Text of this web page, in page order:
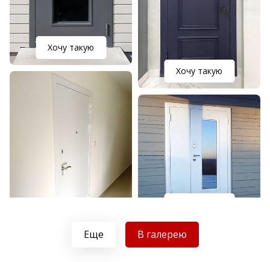
Хочу такую
Хочу такую
Хочу такую
Еще В галерею